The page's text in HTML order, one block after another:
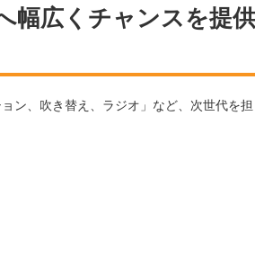
幅広くチャンスを提
ン、吹き替え、ラジオ」など、次世代を